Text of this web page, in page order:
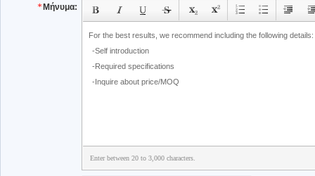
Μήνυμα:
Enter between 20 to 3,000 characters.